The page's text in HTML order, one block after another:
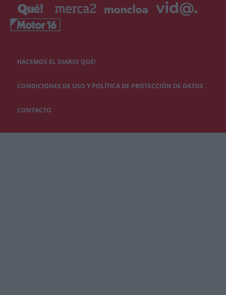
HACEMOS EL DIARIO QUÉ!
CONDICIONES DE USO Y POLÍTICA DE PROTECCIÓN DE DATOS
CONTACTO